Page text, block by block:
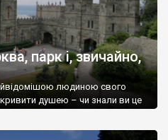
парк і, звичайно,
людиною свого
душею – чи знали ви це